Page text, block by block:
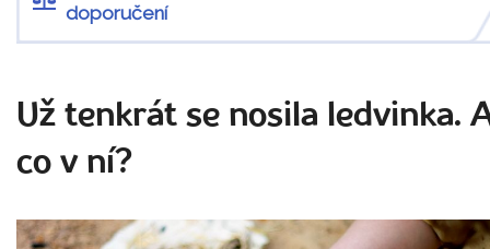
doporučení
Už tenkrát se nosila ledvinka.
co v ní?